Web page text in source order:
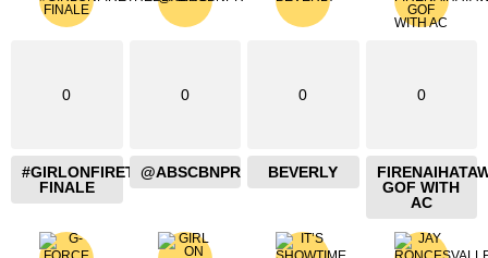
0
#GIRLONFIRETHEBLAZING
FINALE
0
@ABSCBNPR
0
BEVERLY
0
GOF WITH
AC